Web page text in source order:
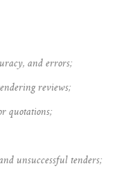
and errors;
reviews;
quotations;
unsuccessful tenders;